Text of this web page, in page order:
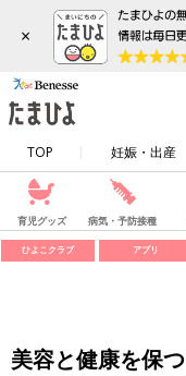
×
TOP 妊娠・出産
育児グッズ 病気・予防接種
ひよこクラブ アプリ
美容と健康を保